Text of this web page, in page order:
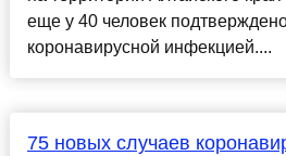
еще у 40 человек
коронавирусной инфекцией....
75 новых случаев